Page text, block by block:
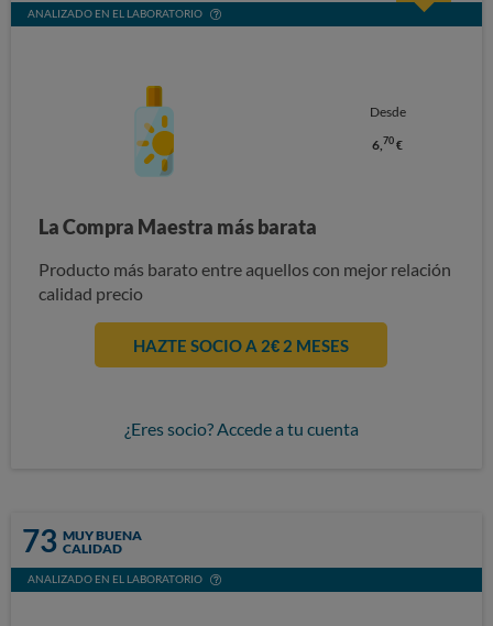
ANALIZADO EN EL LABORATORIO
Desde
6, 70 €
La Compra Maestra más barata
Producto más barato entre aquellos con mejor relación
calidad precio
HAZTE SOCIO A 2€ 2 MESES
¿Eres socio? Accede a tu cuenta
73 MUY BUENA
CALIDAD
ANALIZADO EN EL LABORATORIO